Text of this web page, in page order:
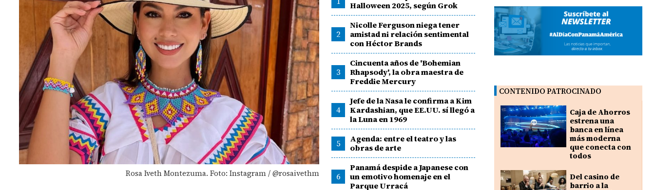
Rosa Iveth Montezuma. Foto: Instagram / @rosaivethm
Halloween 2025, según Grok
2
Nicolle Ferguson niega tener
amistad ni relación sentimental
con Héctor Brands
3
Cincuenta años de 'Bohemian
Rhapsody', la obra maestra de
Freddie Mercury
4
Jefe de la Nasa le confirma a Kim
Kardashian, que EE.UU. sí llegó a
la Luna en 1969
5
Agenda: entre el teatro y las
obras de arte
6
Panamá despide a Japanese con
un emotivo homenaje en el
Parque Urracá
CONTENIDO PATROCINADO
Caja de Ahorros
estrena una
banca en línea
más moderna
que conecta con
todos
Del casino de
barrio a la